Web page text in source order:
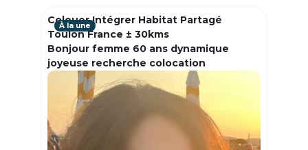
Colouer Intégrer Habitat Partagé
Toulon France ± 30kms
Bonjour femme 60 ans dynamique
joyeuse recherche colocation
À la une